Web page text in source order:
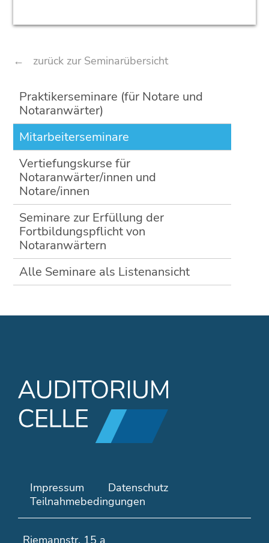
zurück zur Seminarübersicht
Navigation
überspringen
Praktikerseminare (für Notare und
Notaranwärter)
Mitarbeiterseminare
Vertiefungskurse für
Notaranwärter/innen und
Notare/innen
Seminare zur Erfüllung der
Fortbildungspflicht von
Notaranwärtern
Alle Seminare als Listenansicht
v
Impressum
Datenschutz
Teilnahmebedingungen
Riemannstr. 15 a